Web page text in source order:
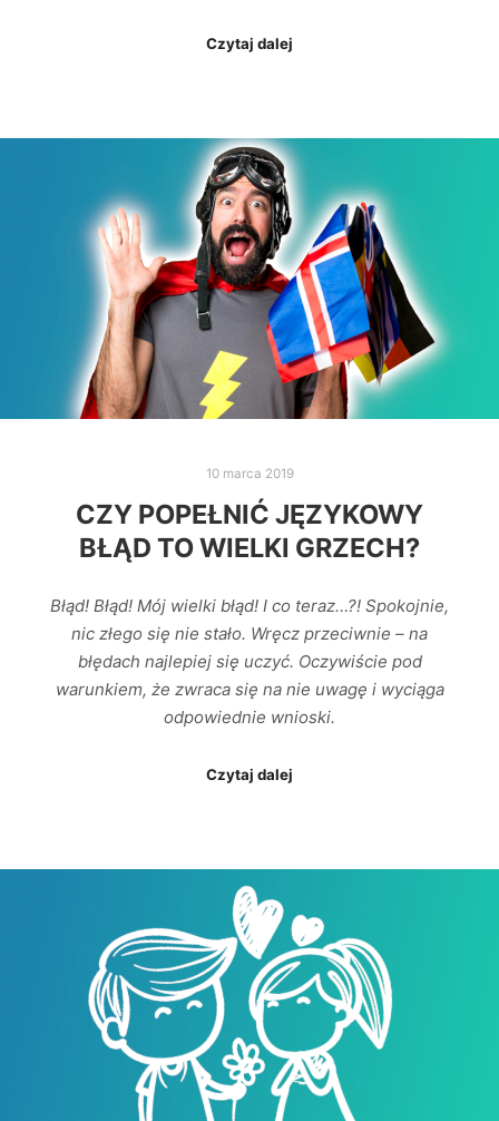
Czytaj dalej
10 marca 2019
CZY POPEŁNIĆ JĘZYKOWY
BŁĄD TO WIELKI GRZECH?
Błąd! Błąd! Mój wielki błąd! I co teraz…?! Spokojnie,
nic złego się nie stało. Wręcz przeciwnie – na
błędach najlepiej się uczyć. Oczywiście pod
warunkiem, że zwraca się na nie uwagę i wyciąga
odpowiednie wnioski.
Czytaj dalej